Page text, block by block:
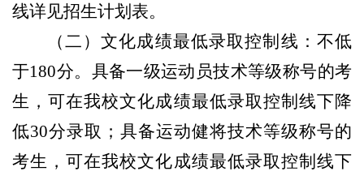
线详见招生计划表。
（二）文化成绩最低录取控制线：不低
于180分。具备一级运动员技术等级称号的考
生，可在我校文化成绩最低录取控制线下降
低30分录取；具备运动健将技术等级称号的
考生，可在我校文化成绩最低录取控制线下